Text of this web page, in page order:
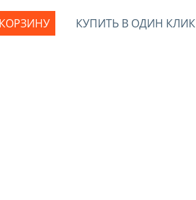
КУПИТЬ В ОДИН КЛИК